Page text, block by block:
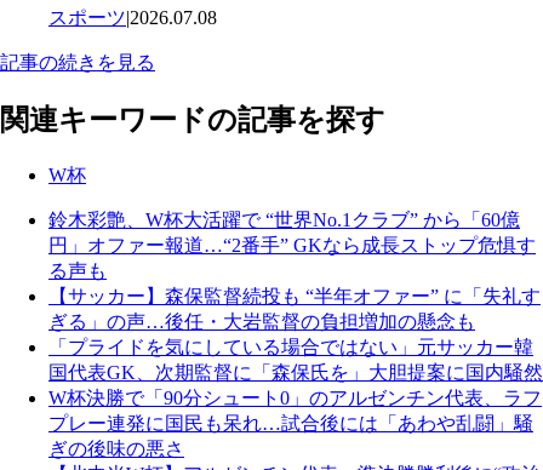
スポーツ|2026.07.08
記事の続きを見る
関連キーワードの記事を探す
W杯
鈴木彩艶、W杯大活躍で “世界No.1クラブ” から「60億
円」オファー報道…“2番手” GKなら成長ストップ危惧す
る声も
【サッカー】森保監督続投も “半年オファー” に「失礼す
ぎる」の声…後任・大岩監督の負担増加の懸念も
「プライドを気にしている場合ではない」元サッカー韓
国代表GK、次期監督に「森保氏を」大胆提案に国内騒然
W杯決勝で「90分シュート0」のアルゼンチン代表、ラフ
プレー連発に国民も呆れ…試合後には「あわや乱闘」騒
ぎの後味の悪さ